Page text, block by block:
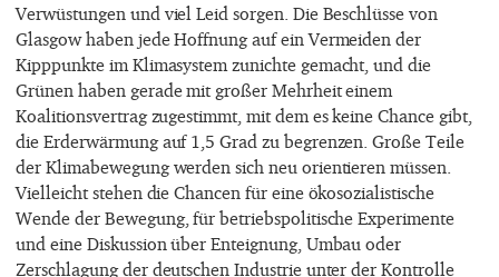
Verwüstungen und viel Leid sorgen. Die Beschlüsse von
Glasgow haben jede Hoffnung auf ein Vermeiden der
Kipppunkte im Klimasystem zunichte gemacht, und die
Grünen haben gerade mit großer Mehrheit einem
Koalitionsvertrag zugestimmt, mit dem es keine Chance gibt,
die Erderwärmung auf 1,5 Grad zu begrenzen. Große Teile
der Klimabewegung werden sich neu orientieren müssen.
Vielleicht stehen die Chancen für eine ökosozialistische
Wende der Bewegung, für betriebspolitische Experimente
und eine Diskussion über Enteignung, Umbau oder
Zerschlagung der deutschen Industrie unter der Kontrolle